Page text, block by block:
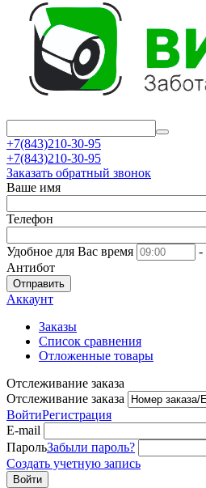
+7(843)210-30-95
+7(843)210-30-95
Заказать обратный звонок
Ваше имя
Телефон
Удобное для Вас время
-
Антибот
Отправить
Аккаунт
Заказы
Список сравнения
Отложенные товары
Отслеживание заказа
Отслеживание заказа
ВойтиРегистрация
E-mail
ПарольЗабыли пароль?
Создать учетную запись
Войти